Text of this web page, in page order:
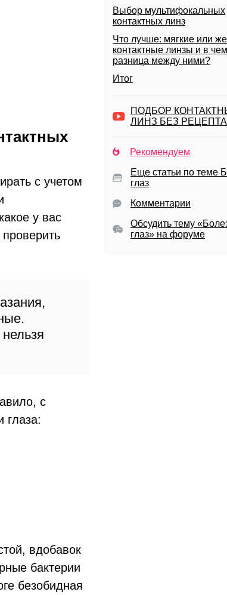
с учетом
у вас
с
глаза:
вдобавок
бактерии
безобидная
Выбор мультифокальных
контактных линз
Что лучше: мягкие или
контактные линзы и в чем
разница между ними?
Итог
ПОДБОР
ЛИНЗ БЕЗ РЕЦЕПТА
Рекомендуем
Еще статьи по теме
глаз
Комментарии
Обсудить тему
глаз» на форуме